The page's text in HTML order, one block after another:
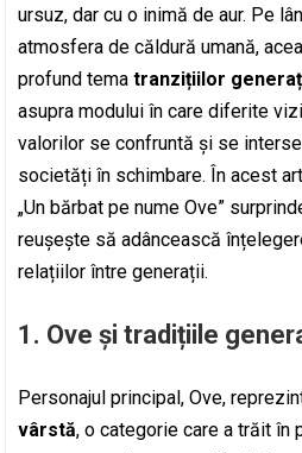
ursuz, dar cu o inimă de aur. Pe
atmosfera de căldură umană,
profund tematranzițiilor
asupra modului în care diferite
valorilor se confruntă și se
societăți în schimbare. În acest
„Un bărbat pe nume Ove”
reușește să adâncească
relațiilor între generații.
1. Ove și tradițiile
Personajul principal, Ove,
vârstă, o categorie care a trăit în